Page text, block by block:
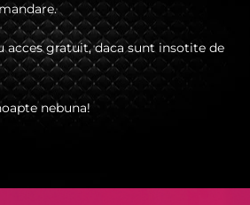
acces gratuit, daca sunt insotite de
nebuna!